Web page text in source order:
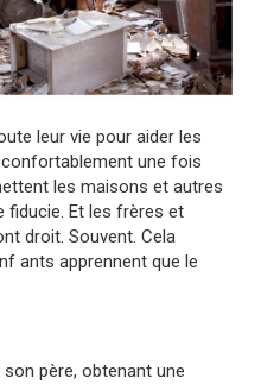
leur vie pour aider les
une fois
les maisons et autres
fiducie. Et les frères et
droit. Souvent. Cela
ants apprennent que le
son père, obtenant une